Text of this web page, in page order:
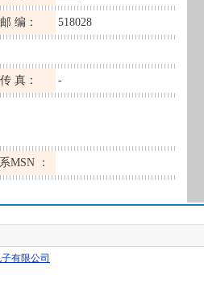
邮 编： 518028
传 真： -
MSN ：
有限公司